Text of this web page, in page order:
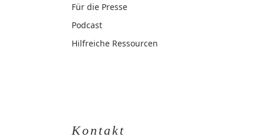
Für die Presse
Podcast
Hilfreiche Ressourcen
Kontakt